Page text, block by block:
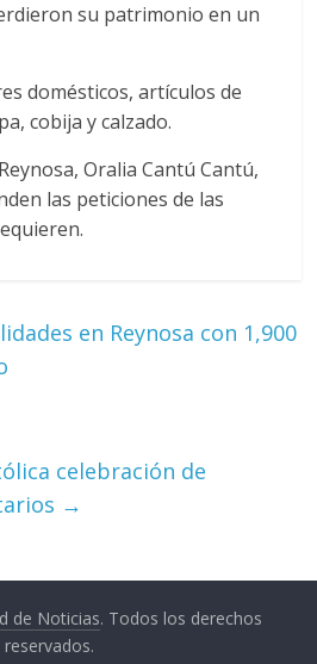
su patrimonio en un
domésticos, artículos de
cobija y calzado.
Oralia Cantú Cantú,
las peticiones de las
en Reynosa con 1,900
celebración de
→
de Noticias. Todos los derechos
reservados.